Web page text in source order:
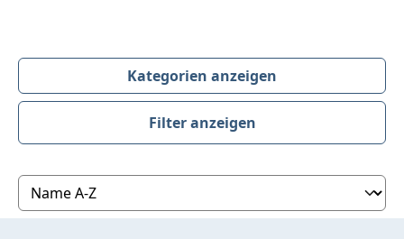
Kategorien anzeigen
Filter anzeigen
Produktübersicht